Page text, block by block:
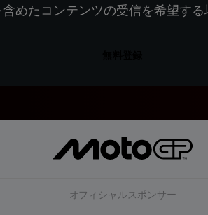
めたコンテンツの受信を希望す
オフィシャルスポンサー